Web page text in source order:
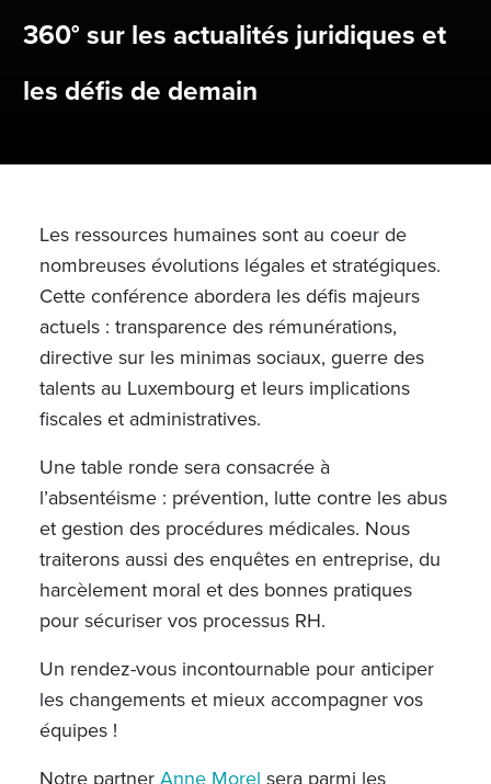
360° sur les actualités juridiques et
les défis de demain
Les ressources humaines sont au coeur de
nombreuses évolutions légales et stratégiques.
Cette conférence abordera les défis majeurs
actuels : transparence des rémunérations,
directive sur les minimas sociaux, guerre des
talents au Luxembourg et leurs implications
fiscales et administratives.
Une table ronde sera consacrée à
l’absentéisme : prévention, lutte contre les abus
et gestion des procédures médicales. Nous
traiterons aussi des enquêtes en entreprise, du
harcèlement moral et des bonnes pratiques
pour sécuriser vos processus RH.
Un rendez-vous incontournable pour anticiper
les changements et mieux accompagner vos
équipes !